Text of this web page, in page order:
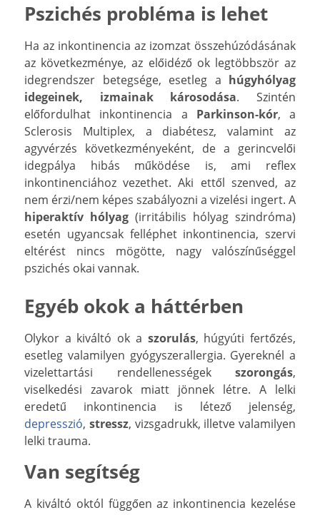
Pszichés probléma is lehet
Ha az inkontinencia az izomzat összehúzódásának
az következménye, az előidéző ok legtöbbször az
idegrendszer betegsége, esetleg a húgyhólyag
idegeinek, izmainak károsodása. Szintén
előfordulhat inkontinencia a Parkinson-kór, a
Sclerosis Multiplex, a diabétesz, valamint az
agyvérzés következményeként, de a gerincvelői
idegpálya hibás működése is, ami reflex
inkontinenciához vezethet. Aki ettől szenved, az
nem érzi/nem képes szabályozni a vizelési ingert. A
hiperaktív hólyag (irritábilis hólyag szindróma)
esetén ugyancsak felléphet inkontinencia, szervi
eltérést nincs mögötte, nagy valószínűséggel
pszichés okai vannak.
Egyéb okok a háttérben
Olykor a kiváltó ok a szorulás, húgyúti fertőzés,
esetleg valamilyen gyógyszerallergia. Gyereknél a
vizelettartási rendellenességek szorongás,
viselkedési zavarok miatt jönnek létre. A lelki
eredetű inkontinencia is létező jelenség,
depresszió, stressz, vizsgadrukk, illetve valamilyen
lelki trauma.
Van segítség
A kiváltó októl függően az inkontinencia kezelése